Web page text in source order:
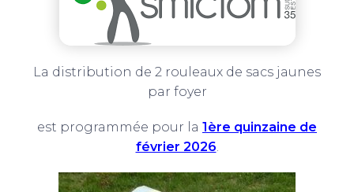
La distribution de 2 rouleaux de sacs jaunes
par foyer
est programmée pour la 1ère quinzaine de
février 2026.